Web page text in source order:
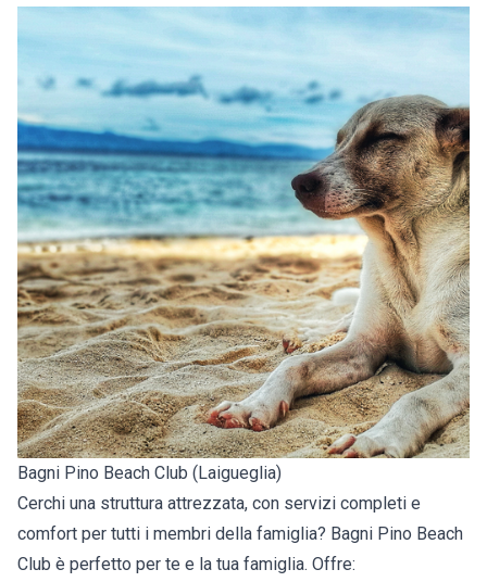
Bagni Pino Beach Club (Laigueglia)
Cerchi una struttura attrezzata, con servizi completi e
comfort per tutti i membri della famiglia? Bagni Pino Beach
Club è perfetto per te e la tua famiglia. Offre: